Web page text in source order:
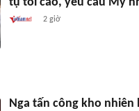
2 giờ
Nga tấn công kho nhiên